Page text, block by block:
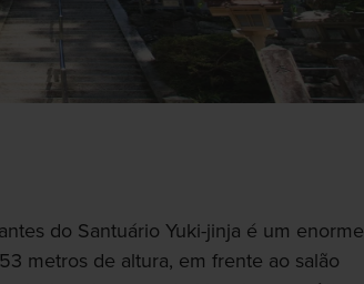
do Santuário Yuki-jinja é um enorme
metros de altura, em frente ao salão